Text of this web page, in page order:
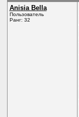
Anisia Bella
Пользователь
Ранг: 32